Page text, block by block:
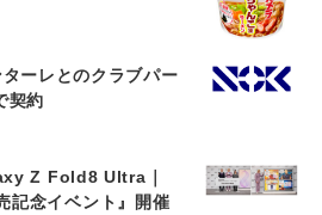
ーレとのクラブパー
契約
Z Fold8 Ultra｜
念イベント』開催